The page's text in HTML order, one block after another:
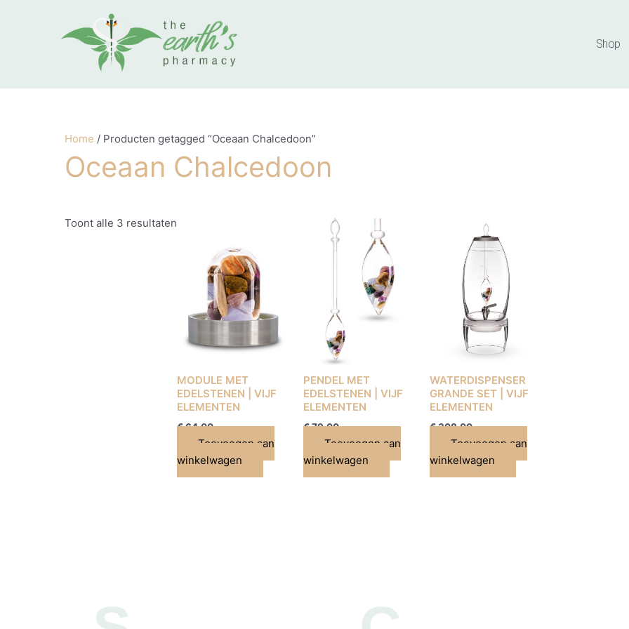
Shop
Home / Producten getagged “Oceaan Chalcedoon”
Oceaan Chalcedoon
Toont alle 3 resultaten
MODULE MET
EDELSTENEN | VIJF
ELEMENTEN
€64,00
Toevoegen aan
winkelwagen
PENDEL MET
EDELSTENEN | VIJF
ELEMENTEN
€79,00
Toevoegen aan
winkelwagen
WATERDISPENSER
GRANDE SET | VIJF
ELEMENTEN
€308,00
Toevoegen aan
winkelwagen